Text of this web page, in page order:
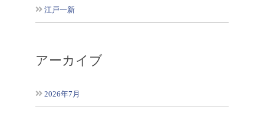
江戸一新
アーカイブ
2026年7月